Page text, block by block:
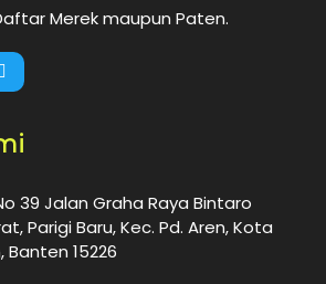
Merek maupun Paten.
39 Jalan Graha Raya Bintaro
Parigi Baru, Kec. Pd. Aren, Kota
15226